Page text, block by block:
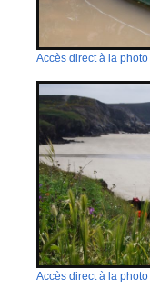
Accès direct à la photo
Accès direct à la photo